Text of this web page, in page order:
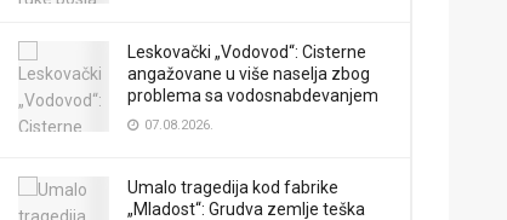
Leskovački „Vodovod“: Cisterne
angažovane u više naselja zbog
problema sa vodosnabdevanjem
07.08.2026.
Umalo tragedija kod fabrike
„Mladost“: Grudva zemlje teška